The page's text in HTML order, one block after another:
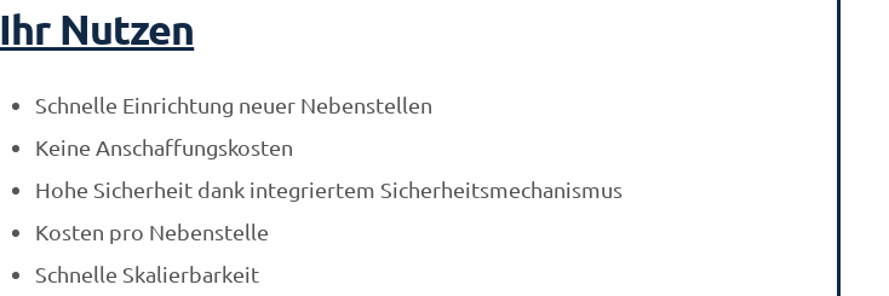
Ihr Nutzen
Schnelle Einrichtung neuer Nebenstellen
Keine Anschaffungskosten
Hohe Sicherheit dank integriertem Sicherheitsmechanismus
Kosten pro Nebenstelle
Schnelle Skalierbarkeit